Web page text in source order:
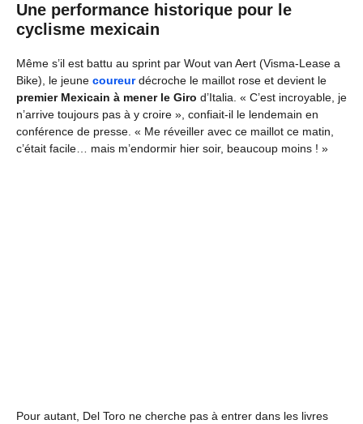
Une performance historique pour le
cyclisme mexicain
Même s’il est battu au sprint par Wout van Aert (Visma-Lease a
Bike), le jeune coureurdécroche le maillot rose et devient le
premier Mexicain à mener le Giro d’Italia. « C’est incroyable, je
n’arrive toujours pas à y croire », confiait-il le lendemain en
conférence de presse. « Me réveiller avec ce maillot ce matin,
c’était facile… mais m’endormir hier soir, beaucoup moins ! »
Pour autant, Del Toro ne cherche pas à entrer dans les livres